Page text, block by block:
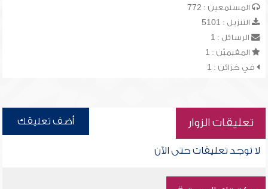
المستمعين : 772
التنزيل : 5101
الرسائل : 1
المقيميّن : 1
في خزائن : 1
تعليقات الزوار أضف تعليقك
لا توجد تعليقات حتى الآن